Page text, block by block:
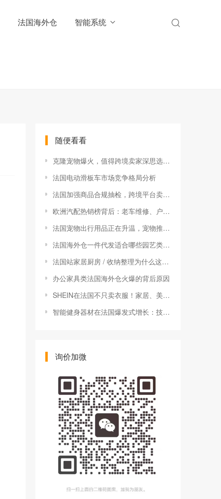
法国海外仓 智能系统
随便看看
克隆宠物爆火，值得跨境卖家深思选品：宠物经济正在从“刚需消费”走向“情感消费”
法国电动滑板车市场竞争格局分析
法国加强商品合规抽检，跨境平台卖家需警惕下架与处罚风险
欧洲汽配热销榜背后：老车维修、户外出行与本地仓履约正在撑起新机会
法国宠物出行用品正在升温，宠物推车、围栏、车载垫适不适合入仓
法国海外仓一件代发适合哪些园艺类产品？
法国站家居厨房 / 收纳整理为什么这么强？一篇看懂类目机会与数据逻辑
办公家具类法国海外仓火爆的背后原因
SHEIN在法国不只卖衣服！家居、美妆销量暴涨揭秘
智能健身器材在法国爆发式增长：技术革命与健康需求的“双向奔赴”
询价加微